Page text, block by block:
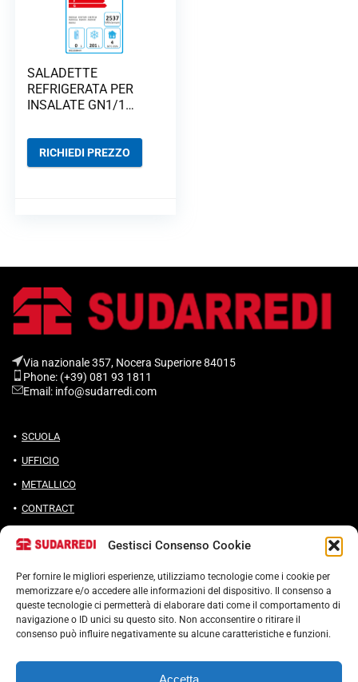
Gestisci Consenso Cookie
Per fornire le migliori esperienze, utilizziamo tecnologie come i cookie per
memorizzare e/o accedere alle informazioni del dispositivo. Il consenso a
queste tecnologie ci permetterà di elaborare dati come il comportamento di
navigazione o ID unici su questo sito. Non acconsentire o ritirare il
consenso può influire negativamente su alcune caratteristiche e funzioni.
Accetta
SALADETTE
REFRIGERATA PER
INSALATE GN1/1
RICHIEDI PREZZO
Via nazionale 357, Nocera Superiore 84015​
Phone: (+39) 081 93 1811
Email: info@sudarredi.com
SCUOLA
UFFICIO
METALLICO
CONTRACT
Termini e condizioni
Cookie Policy (UE)
POLITICA ANTICORRUZIONE 37001